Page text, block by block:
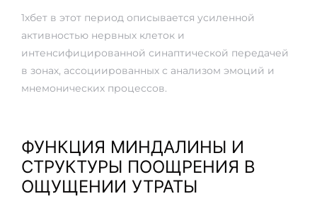
1хбет в этот период описывается усиленной
активностью нервных клеток и
интенсифицированной синаптической передачей
в зонах, ассоциированных с анализом эмоций и
мнемонических процессов.
ФУНКЦИЯ МИНДАЛИНЫ И
СТРУКТУРЫ ПООЩРЕНИЯ В
ОЩУЩЕНИИ УТРАТЫ